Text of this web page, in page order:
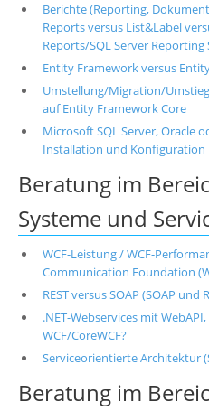
Berichte (Reporting,
Reports versus List&Label
Reports/SQL Server Reporting
Entity Framework versus
Umstellung/Migration/
auf Entity Framework Core
Microsoft SQL Server, Oracle
Installation und Konfiguration
Beratung im
Systeme und
WCF-Leistung / WCF-
Communication Foundation
REST versus SOAP (SOAP und
.NET-Webservices mit
WCF/CoreWCF?
Serviceorientierte Architektur
Beratung im